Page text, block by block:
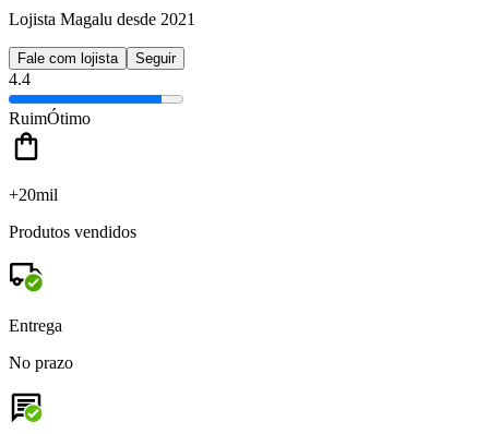
Lojista Magalu desde 2021
Fale com lojista Seguir
4.4
RuimÓtimo
+20mil
Produtos vendidos
Entrega
No prazo